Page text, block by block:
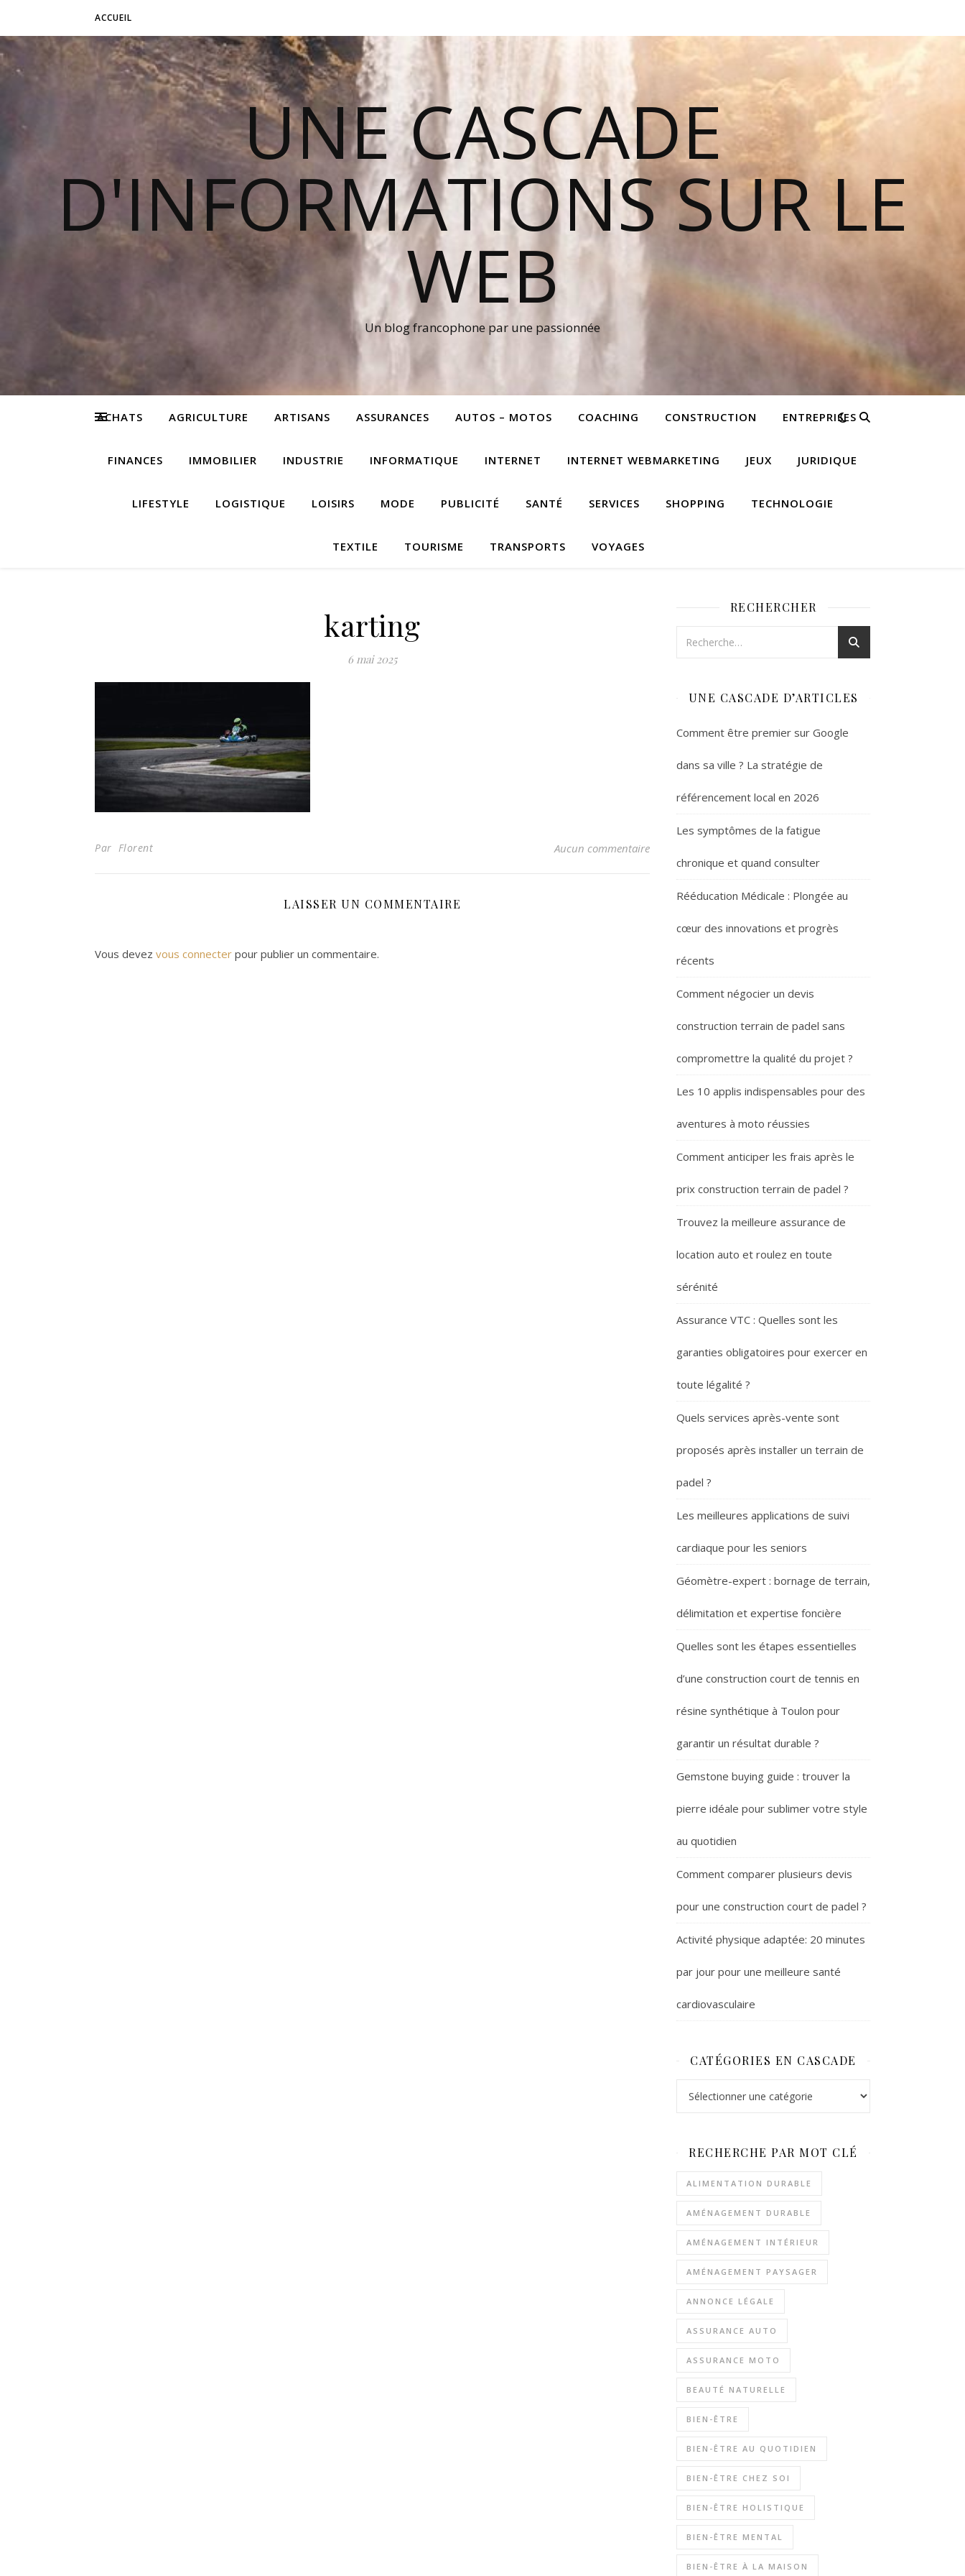
ACCUEIL
UNE CASCADE
D'INFORMATIONS SUR LE
WEB
Un blog francophone par une passionnée
ACHATS AGRICULTURE ARTISANS ASSURANCES AUTOS – MOTOS COACHING CONSTRUCTION ENTREPRISES
FINANCES IMMOBILIER INDUSTRIE INFORMATIQUE INTERNET INTERNET WEBMARKETING JEUX JURIDIQUE
LIFESTYLE LOGISTIQUE LOISIRS MODE PUBLICITÉ SANTÉ SERVICES SHOPPING TECHNOLOGIE
TEXTILE TOURISME TRANSPORTS VOYAGES
karting
6 mai 2025
Par Florent Aucun commentaire
LAISSER UN COMMENTAIRE
Vous devez vous connecter pour publier un commentaire.
RECHERCHER
UNE CASCADE D’ARTICLES
Comment être premier sur Google
dans sa ville ? La stratégie de
référencement local en 2026
Les symptômes de la fatigue
chronique et quand consulter
Rééducation Médicale : Plongée au
cœur des innovations et progrès
récents
Comment négocier un devis
construction terrain de padel sans
compromettre la qualité du projet ?
Les 10 applis indispensables pour des
aventures à moto réussies
Comment anticiper les frais après le
prix construction terrain de padel ?
Trouvez la meilleure assurance de
location auto et roulez en toute
sérénité
Assurance VTC : Quelles sont les
garanties obligatoires pour exercer en
toute légalité ?
Quels services après-vente sont
proposés après installer un terrain de
padel ?
Les meilleures applications de suivi
cardiaque pour les seniors
Géomètre-expert : bornage de terrain,
délimitation et expertise foncière
Quelles sont les étapes essentielles
d’une construction court de tennis en
résine synthétique à Toulon pour
garantir un résultat durable ?
Gemstone buying guide : trouver la
pierre idéale pour sublimer votre style
au quotidien
Comment comparer plusieurs devis
pour une construction court de padel ?
Activité physique adaptée: 20 minutes
par jour pour une meilleure santé
cardiovasculaire
CATÉGORIES EN CASCADE
RECHERCHE PAR MOT CLÉ
ALIMENTATION DURABLE
AMÉNAGEMENT DURABLE
AMÉNAGEMENT INTÉRIEUR
AMÉNAGEMENT PAYSAGER
ANNONCE LÉGALE
ASSURANCE AUTO
ASSURANCE MOTO
BEAUTÉ NATURELLE
BIEN-ÊTRE
BIEN-ÊTRE AU QUOTIDIEN
BIEN-ÊTRE CHEZ SOI
BIEN-ÊTRE HOLISTIQUE
BIEN-ÊTRE MENTAL
BIEN-ÊTRE À LA MAISON